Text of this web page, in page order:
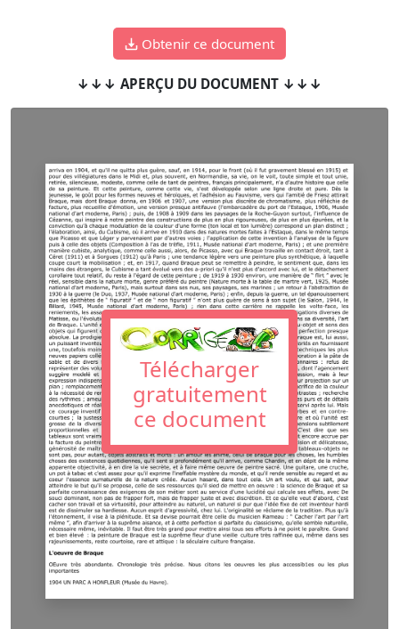
Obtenir ce document
↓↓↓ APERÇU DU DOCUMENT ↓↓↓
Télécharger
gratuitement
ce document